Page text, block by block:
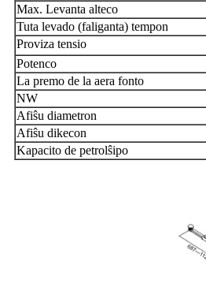
Max. Levanta alteco
Tuta levado (faliganta) tempon
Proviza tensio
Potenco
La premo de la aera fonto
NW
Afiŝu diametron
Afiŝu dikecon
Kapacito de petrolŝipo